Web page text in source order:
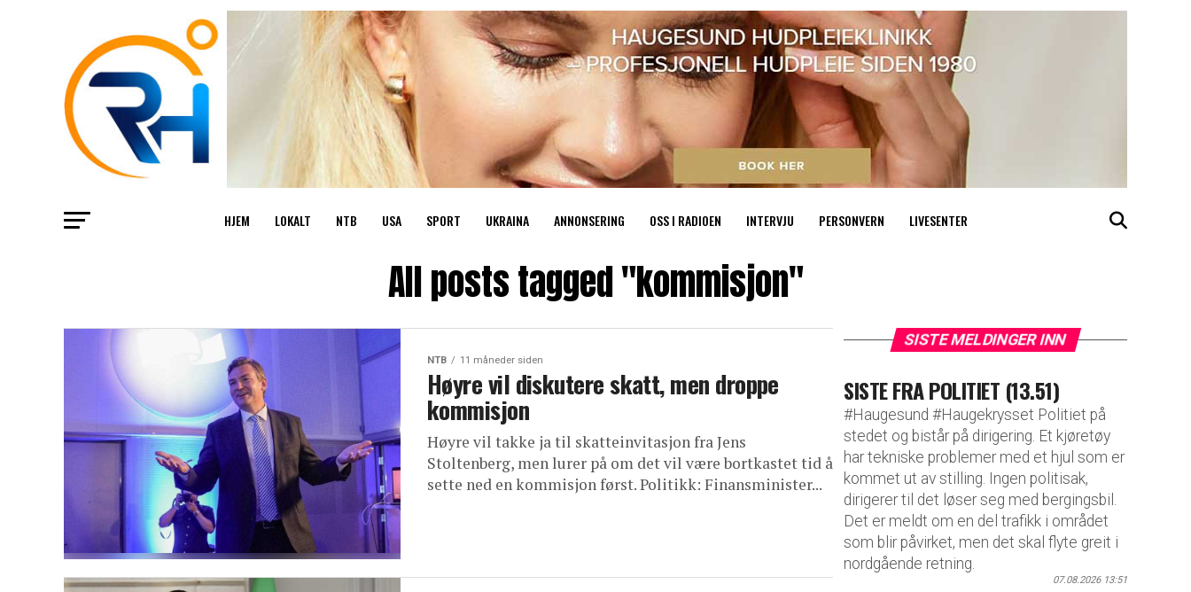
HJEM LOKALT NTB USA SPORT UKRAINA ANNONSERING OSS I RADIOEN INTERVJU PERSONVERN LIVESENTER
All posts tagged "kommisjon"
NTB 11 måneder siden
Høyre vil diskutere skatt, men droppe
kommisjon
Høyre vil takke ja til skatteinvitasjon fra Jens
Stoltenberg, men lurer på om det vil være bortkastet tid å
sette ned en kommisjon først. Politikk: Finansminister...
SISTE MELDINGER INN
SISTE FRA POLITIET (13.51)
#Haugesund #Haugekrysset Politiet på
stedet og bistår på dirigering. Et kjøretøy
har tekniske problemer med et hjul som er
kommet ut av stilling. Ingen politisak,
dirigerer til det løser seg med bergingsbil.
Det er meldt om en del trafikk i området
som blir påvirket, men det skal flyte greit i
nordgående retning.
07.08.2026 13:51